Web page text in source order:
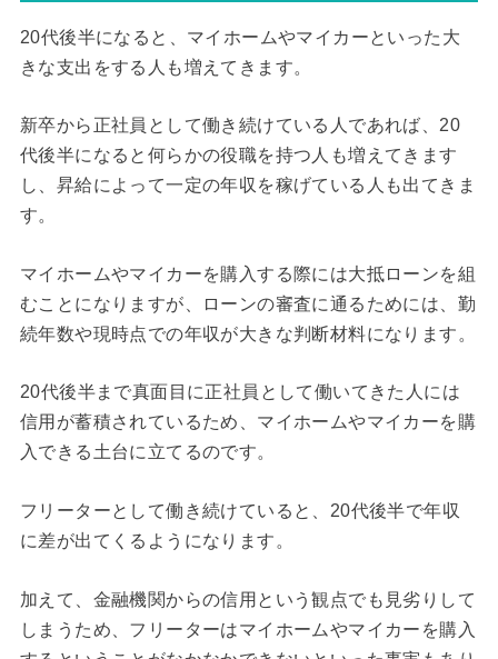
20代後半になると、マイホームやマイカーといった大
きな支出をする人も増えてきます。
新卒から正社員として働き続けている人であれば、20
代後半になると何らかの役職を持つ人も増えてきます
し、昇給によって一定の年収を稼げている人も出てきま
す。
マイホームやマイカーを購入する際には大抵ローンを組
むことになりますが、ローンの審査に通るためには、勤
続年数や現時点での年収が大きな判断材料になります。
20代後半まで真面目に正社員として働いてきた人には
信用が蓄積されているため、マイホームやマイカーを購
入できる土台に立てるのです。
フリーターとして働き続けていると、20代後半で年収
に差が出てくるようになります。
加えて、金融機関からの信用という観点でも見劣りして
しまうため、フリーターはマイホームやマイカーを購入